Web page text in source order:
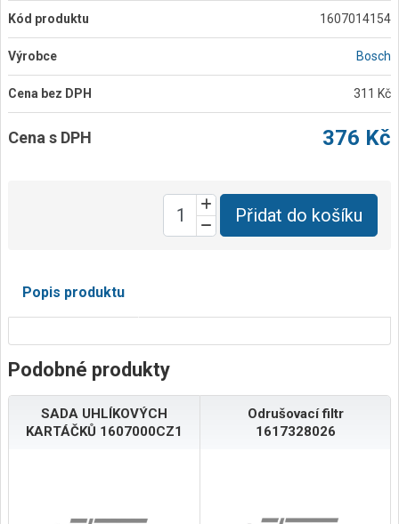
Kód produktu 1607014154
Výrobce Bosch
Cena bez DPH 311 Kč
Cena s DPH 376 Kč
Přidat do košíku
Popis produktu
Podobné produkty
SADA UHLÍKOVÝCH
KARTÁČKŮ 1607000CZ1
Odrušovací filtr
1617328026